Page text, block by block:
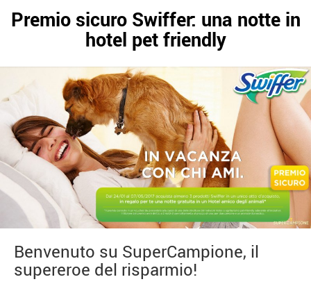
Premio sicuro Swiffer: una notte in
hotel pet friendly
Benvenuto su SuperCampione, il
supereroe del risparmio!